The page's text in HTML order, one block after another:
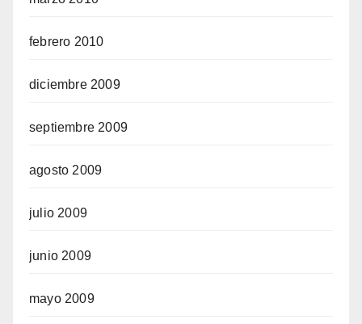
febrero 2010
diciembre 2009
septiembre 2009
agosto 2009
julio 2009
junio 2009
mayo 2009